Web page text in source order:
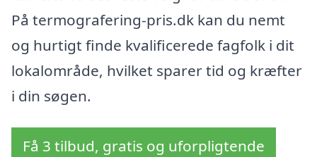
På termografering-pris.dk kan du nemt
og hurtigt finde kvalificerede fagfolk i dit
lokalområde, hvilket sparer tid og kræfter
i din søgen.
Få 3 tilbud, gratis og uforpligtende